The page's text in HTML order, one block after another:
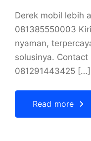
Derek mobil lebih
081385550003
nyaman,
solusinya.
081291443425 […]
Read more